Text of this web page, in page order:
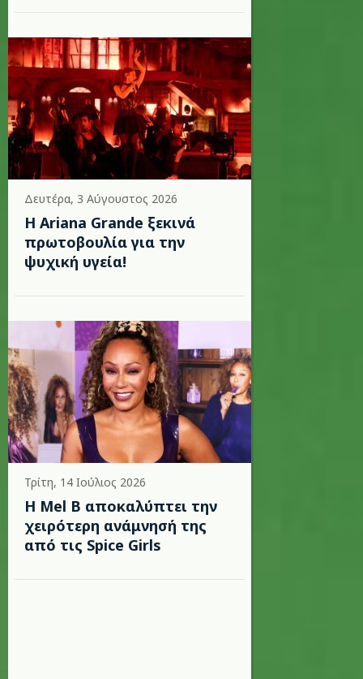
Δευτέρα, 3 Αύγουστος 2026
Η Ariana Grande ξεκινά
πρωτοβουλία για την
ψυχική υγεία!
Τρίτη, 14 Ιούλιος 2026
Η Mel B αποκαλύπτει την
χειρότερη ανάμνησή της
από τις Spice Girls